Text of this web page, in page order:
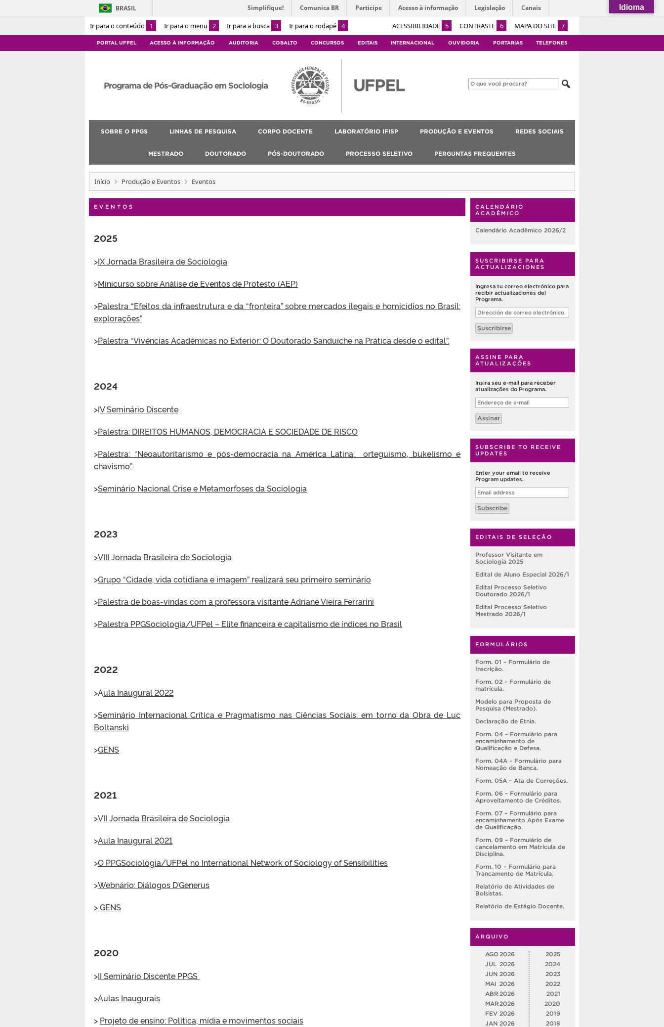
Ir para o conteúdo 1 Ir para o menu 2 Ir para a busca 3 Ir para o rodapé 4 ACESSIBILIDADE 5 CONTRASTE 6 MAPA DO SITE 7
BRASIL Simplifique! Comunica BR Participe Acesso à informação Legislação Canais
PORTAL UFPEL ACESSO À INFORMAÇÃO AUDITORIA COBALTO CONCURSOS EDITAIS INTERNACIONAL OUVIDORIA PORTARIAS TELEFONES
Programa de Pós-Graduação em Sociologia
SOBRE O PPGS LINHAS DE PESQUISA CORPO DOCENTE LABORATÓRIO IFISP PRODUÇÃO E EVENTOS REDES SOCIAIS
MESTRADO DOUTORADO PÓS-DOUTORADO PROCESSO SELETIVO PERGUNTAS FREQUENTES
Início Produção e Eventos Eventos
EVENTOS
2025
>IX Jornada Brasileira de Sociologia
>Minicurso sobre Análise de Eventos de Protesto (AEP)
>Palestra “Efeitos da infraestrutura e da “fronteira” sobre mercados ilegais e homicídios no Brasil:
explorações”
>Palestra “Vivências Acadêmicas no Exterior: O Doutorado Sanduíche na Prática desde o edital”.
2024
>IV Seminário Discente
>Palestra: DIREITOS HUMANOS, DEMOCRACIA E SOCIEDADE DE RISCO
>Palestra: “Neoautoritarismo e pós-democracia na América Latina: orteguismo, bukelismo e
chavismo”
>Seminário Nacional Crise e Metamorfoses da Sociologia
2023
>VIII Jornada Brasileira de Sociologia
>Grupo “Cidade, vida cotidiana e imagem” realizará seu primeiro seminário
>Palestra de boas-vindas com a professora visitante Adriane Vieira Ferrarini
>Palestra PPGSociologia/UFPel – Elite financeira e capitalismo de índices no Brasil
2022
>Aula Inaugural 2022
>Seminário Internacional Crítica e Pragmatismo nas Ciências Sociais: em torno da Obra de Luc
Boltanski
>GENS
2021
>VII Jornada Brasileira de Sociologia
>Aula Inaugural 2021
>O PPGSociologia/UFPel no International Network of Sociology of Sensibilities
>Webnário: Diálogos D’Generus
>GENS
2020
>II Seminário Discente PPGS
>Aulas Inaugurais
> Projeto de ensino: Política, mídia e movimentos sociais
CALENDÁRIO
ACADÊMICO
Calendário Acadêmico 2026/2
SUSCRIBIRSE PARA
ACTUALIZACIONES
Ingresa tu correo electrónico para
recibir actualizaciones del
Programa.
Dirección
de
correo
electrónico.
Suscribirse
ASSINE PARA
ATUALIZAÇÕES
Insira seu e-mail para receber
atualizações do Programa.
Endereço
de
e-
mail
Assinar
SUBSCRIBE TO RECEIVE
UPDATES
Enter your email to receive
Program updates.
Email
address
Subscribe
EDITAIS DE SELEÇÃO
Professor Visitante em
Sociologia 2025
Edital de Aluno Especial 2026/1
Edital Processo Seletivo
Doutorado 2026/1
Edital Processo Seletivo
Mestrado 2026/1
FORMULÁRIOS
Form. 01 – Formulário de
Inscrição.
Form. 02 – Formulário de
matrícula.
Modelo para Proposta de
Pesquisa (Mestrado).
Declaração de Etnia.
Form. 04 – Formulário para
encaminhamento de
Qualificação e Defesa.
Form. 04A – Formulário para
Nomeação de Banca.
Form. 05A – Ata de Correções.
Form. 06 – Formulário para
Aproveitamento de Créditos.
Form. 07 – Formulário para
encaminhamento Após Exame
de Qualificação.
Form. 09 – Formulário de
cancelamento em Matrícula de
Disciplina.
Form. 10 – Formulário para
Trancamento de Matrícula.
Relatório de Atividades de
Bolsistas.
Relatório de Estágio Docente.
ARQUIVO
AGO 2026
JUL 2026
JUN 2026
MAI
2026
ABR 2026
MAR 2026
FEV 2026
JAN 2026
2025
2024
2023
2022
2021
2020
2019
2018
Idioma